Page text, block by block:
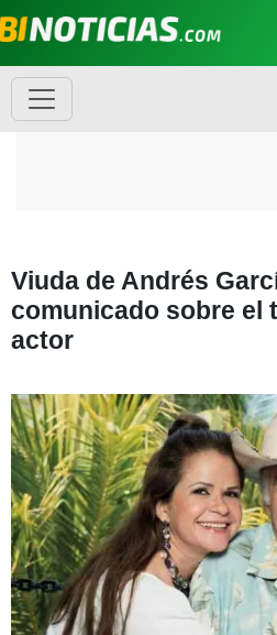
Viuda de Andrés
comunicado sobre el
actor